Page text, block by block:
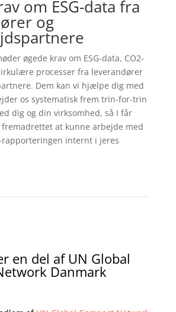
om ESG-data fra
og
øgede krav om ESG-data, CO2-
processer fra leverandører
Dem kan vi hjælpe dig med
os systematisk frem trin-for-trin
dig og din virksomhed, så I får
at kunne arbejde med
rapporteringen internt i jeres
en del af UN Global
Danmark